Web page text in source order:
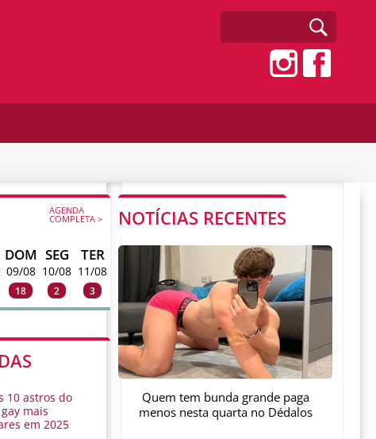
AGENDA
COMPLETA >
DOM
09/08
18
SEG
10/08
2
TER
11/08
3
10 astros do
mais
em 2025
NOTÍCIAS RECENTES
Quem tem bunda grande paga
menos nesta quarta no Dédalos